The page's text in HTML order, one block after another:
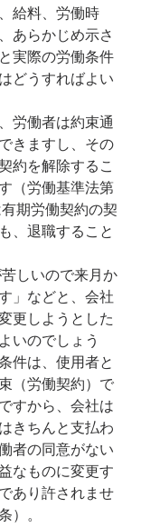
給料、労働時
あらかじめ示さ
実際の労働条件
どうすればよい
労働者は約束通
きますし、その
約を解除するこ
（労働基準法第
期労働契約の契
、退職すること
」などと、会社
更しようとした
いのでしょう
件は、使用者と
（労働契約）で
すから、会社は
きちんと支払わ
者の同意がない
なものに変更す
あり許されませ
）。